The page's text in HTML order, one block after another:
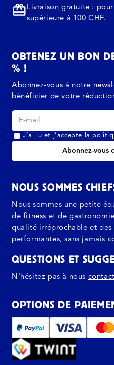
Livraison gratuite :
supérieure à 100 CHF.
OBTENEZ UN BON
% !
Abonnez-vous à notre
bénéficier de votre
J’ai lu et j’accepte la
Abonnez-vous
NOUS SOMMES
Nous sommes une petite
de fitness et de
qualité irréprochable et
performantes, sans jamais
QUESTIONS ET
N'hésitez pas à nous
OPTIONS DE